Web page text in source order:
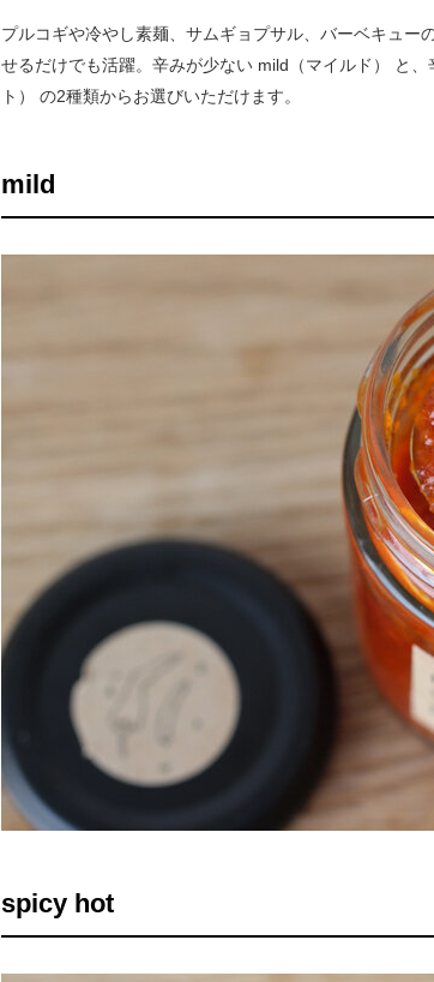
プルコギや冷やし素麺、サムギョプサル、バーベキュー
せるだけでも活躍。辛みが少ない mild（マイルド） と
ト） の2種類からお選びいただけます。
mild
spicy hot